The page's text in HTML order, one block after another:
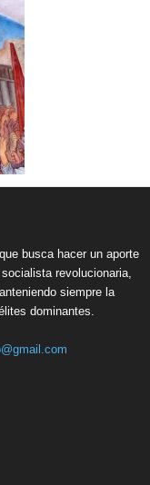
busca hacer un aporte
revolucionaria,
siempre la
dominantes.